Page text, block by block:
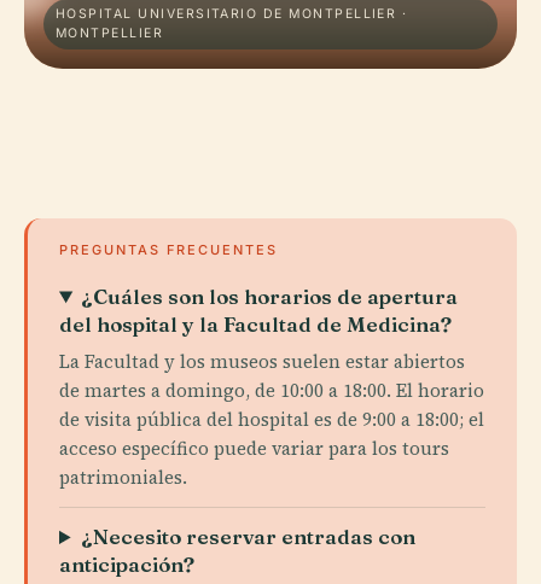
HOSPITAL UNIVERSITARIO DE MONTPELLIER ·
MONTPELLIER
PREGUNTAS FRECUENTES
¿Cuáles son los horarios de apertura
del hospital y la Facultad de Medicina?
La Facultad y los museos suelen estar abiertos
de martes a domingo, de 10:00 a 18:00. El horario
de visita pública del hospital es de 9:00 a 18:00; el
acceso específico puede variar para los tours
patrimoniales.
¿Necesito reservar entradas con
anticipación?